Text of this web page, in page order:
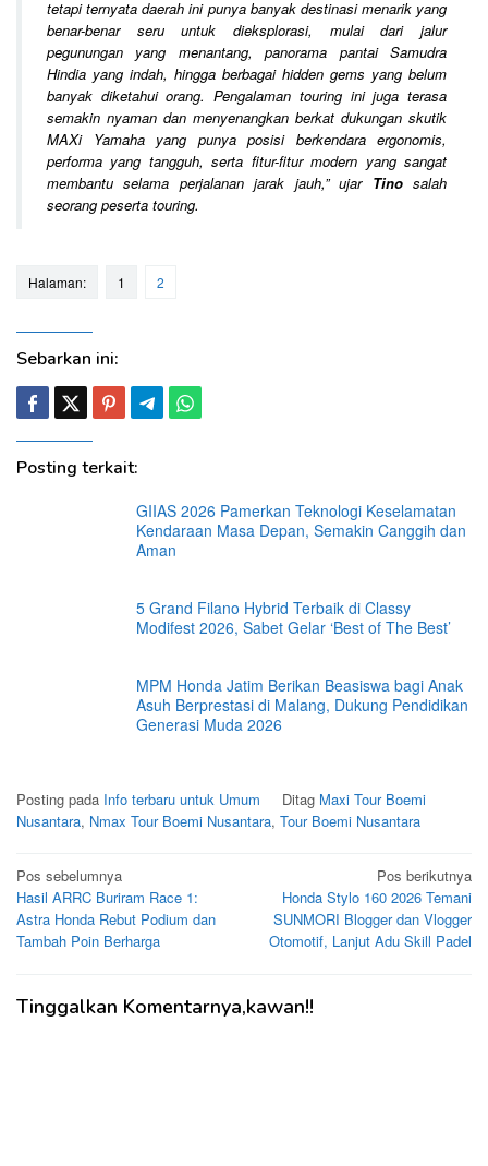
tetapi ternyata daerah ini punya banyak destinasi menarik yang
benar-benar seru untuk dieksplorasi, mulai dari jalur
pegunungan yang menantang, panorama pantai Samudra
Hindia yang indah, hingga berbagai hidden gems yang belum
banyak diketahui orang. Pengalaman touring ini juga terasa
semakin nyaman dan menyenangkan berkat dukungan skutik
MAXi Yamaha yang punya posisi berkendara ergonomis,
performa yang tangguh, serta fitur-fitur modern yang sangat
membantu selama perjalanan jarak jauh,” ujar Tino salah
seorang peserta touring.
Halaman: 1 2
Sebarkan ini:
Posting terkait:
GIIAS 2026 Pamerkan Teknologi Keselamatan
Kendaraan Masa Depan, Semakin Canggih dan
Aman
5 Grand Filano Hybrid Terbaik di Classy
Modifest 2026, Sabet Gelar ‘Best of The Best’
MPM Honda Jatim Berikan Beasiswa bagi Anak
Asuh Berprestasi di Malang, Dukung Pendidikan
Generasi Muda 2026
Posting pada Info terbaru untuk Umum Ditag Maxi Tour Boemi
Nusantara, Nmax Tour Boemi Nusantara, Tour Boemi Nusantara
Navigasi
pos
Pos sebelumnya
Hasil ARRC Buriram Race 1:
Astra Honda Rebut Podium dan
Tambah Poin Berharga
Pos berikutnya
Honda Stylo 160 2026 Temani
SUNMORI Blogger dan Vlogger
Otomotif, Lanjut Adu Skill Padel
Tinggalkan Komentarnya,kawan!!